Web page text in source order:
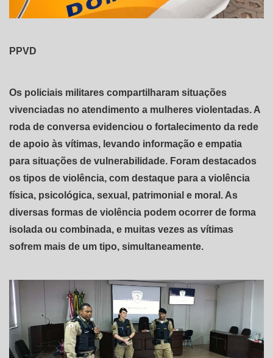
PPVD
Os policiais militares compartilharam situações
vivenciadas no atendimento a mulheres violentadas. A
roda de conversa evidenciou o fortalecimento da rede
de apoio às vítimas, levando informação e empatia
para situações de vulnerabilidade. Foram destacados
os tipos de violência, com destaque para a violência
física, psicológica, sexual, patrimonial e moral. As
diversas formas de violência podem ocorrer de forma
isolada ou combinada, e muitas vezes as vítimas
sofrem mais de um tipo, simultaneamente.